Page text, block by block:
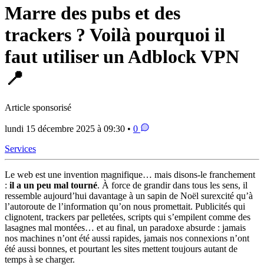
Marre des pubs et des
trackers ? Voilà pourquoi il
faut utiliser un Adblock VPN
📍
Article sponsorisé
lundi 15 décembre 2025 à 09:30 • 0
Services
Le web est une invention magnifique… mais disons-le franchement
: il a un peu mal tourné. À force de grandir dans tous les sens, il
ressemble aujourd’hui davantage à un sapin de Noël surexcité qu’à
l’autoroute de l’information qu’on nous promettait. Publicités qui
clignotent, trackers par pelletées, scripts qui s’empilent comme des
lasagnes mal montées… et au final, un paradoxe absurde : jamais
nos machines n’ont été aussi rapides, jamais nos connexions n’ont
été aussi bonnes, et pourtant les sites mettent toujours autant de
temps à se charger.